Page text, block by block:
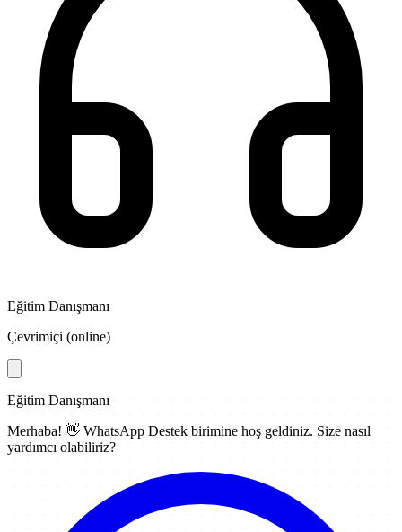
Eğitim Danışmanı
Çevrimiçi (online)
Eğitim Danışmanı
Merhaba! 👋 WhatsApp Destek birimine hoş geldiniz. Size nasıl
yardımcı olabiliriz?